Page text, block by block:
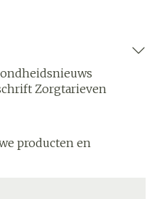
Zorgtarieven
producten en